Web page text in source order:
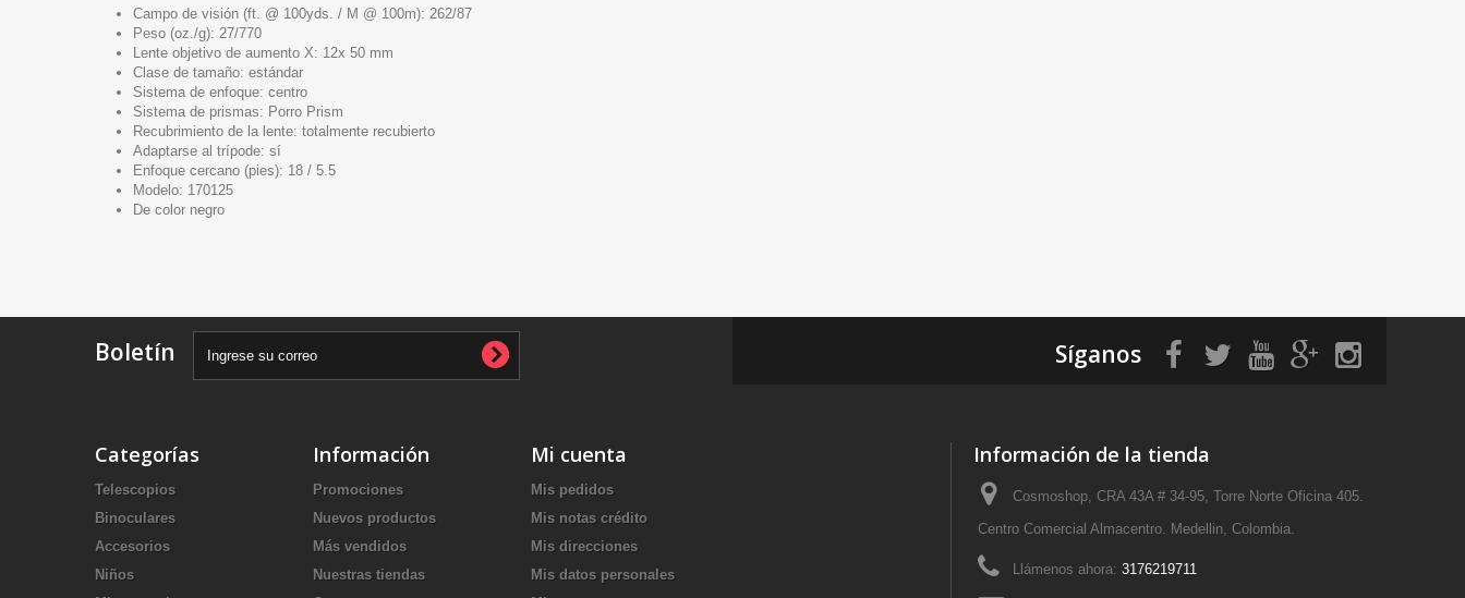
Campo de visión (ft. @ 100yds. / M @ 100m): 262/87
Peso (oz./g): 27/770
Lente objetivo de aumento X: 12x 50 mm
Clase de tamaño: estándar
Sistema de enfoque: centro
Sistema de prismas: Porro Prism
Recubrimiento de la lente: totalmente recubierto
Adaptarse al trípode: sí
Enfoque cercano (pies): 18 / 5.5
Modelo: 170125
De color negro
Boletín Síganos
Categorías
Telescopios
Binoculares
Accesorios
Niños
Información
Promociones
Nuevos productos
Más vendidos
Nuestras tiendas
Mi cuenta
Mis pedidos
Mis notas crédito
Mis direcciones
Mis datos personales
Información de la tienda
Cosmoshop, CRA 43A # 34-95, Torre Norte Oficina 405.
Centro Comercial Almacentro. Medellin, Colombia.
Llámenos ahora: 3176219711